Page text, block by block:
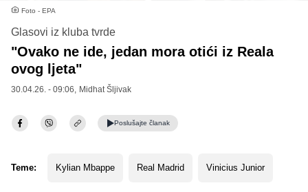
Foto - EPA
Glasovi iz kluba tvrde
"Ovako ne ide, jedan mora otići iz Reala
ovog ljeta"
30.04.26. - 09:06, Midhat Šljivak
Poslušajte članak
Teme: Kylian Mbappe Real Madrid Vinicius Junior